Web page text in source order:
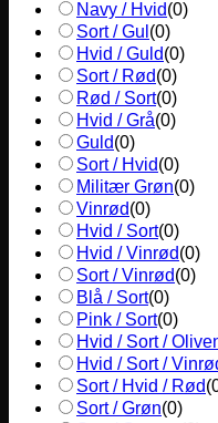
Navy / Hvid(0)
Sort / Gul (0)
Hvid / Guld(0)
Sort / Rød(0)
Rød / Sort(0)
Hvid / Grå(0)
Guld(0)
Sort / Hvid(0)
Militær Grøn(0)
Vinrød(0)
Hvid / Sort(0)
Hvid / Vinrød(0)
Sort / Vinrød(0)
Blå / Sort(0)
Pink / Sort(0)
Hvid / Sort /
Hvid / Sort /
Sort / Hvid / Rød(
Sort / Grøn(0)